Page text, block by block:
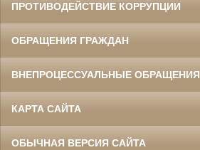
ПРОТИВОДЕЙСТВИЕ КОРРУПЦИИ
ОБРАЩЕНИЯ ГРАЖДАН
ВНЕПРОЦЕССУАЛЬНЫЕ ОБРАЩЕНИЯ
КАРТА САЙТА
ОБЫЧНАЯ ВЕРСИЯ САЙТА